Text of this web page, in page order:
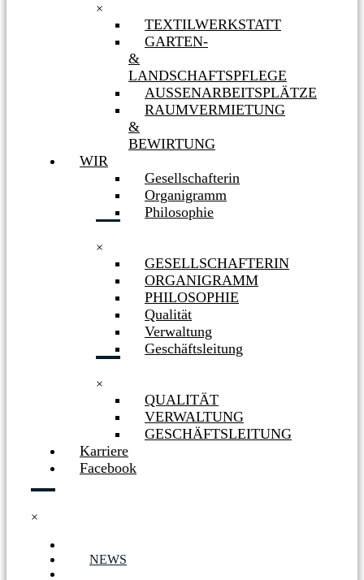
×
TEXTILWERKSTATT
GARTEN-
&
LANDSCHAFTSPFLEGE
AUSSENARBEITSPLÄTZE
RAUMVERMIETUNG
&
BEWIRTUNG
WIR
Gesellschafterin
Organigramm
Philosophie
×
GESELLSCHAFTERIN
ORGANIGRAMM
PHILOSOPHIE
Qualität
Verwaltung
Geschäftsleitung
×
QUALITÄT
VERWALTUNG
GESCHÄFTSLEITUNG
Karriere
Facebook
×
NEWS